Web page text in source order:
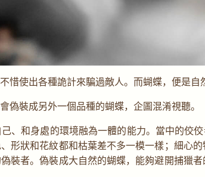
使出各種詭計來騙過敵人。而蝴蝶，便是自
裝成另外一個品種的蝴蝶，企圖混淆視聽。
、和身處的環境融為一體的能力。當中的佼
形狀和花紋都和枯葉差不多一模一樣；細心
裝者。偽裝成大自然的蝴蝶，能夠避開捕獵